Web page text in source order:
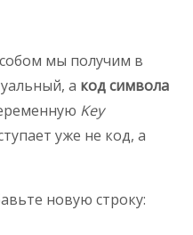
мы получим в
а код символа
Key
уже не код, а
новую строку: